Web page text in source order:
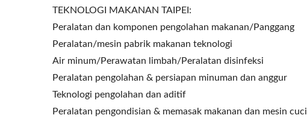
TEKNOLOGI MAKANAN TAIPEI:
Peralatan dan komponen pengolahan makanan/Panggang
Peralatan/mesin pabrik makanan teknologi
Air minum/Perawatan limbah/Peralatan disinfeksi
Peralatan pengolahan & persiapan minuman dan anggur
Teknologi pengolahan dan aditif
Peralatan pengondisian & memasak makanan dan mesin cuci